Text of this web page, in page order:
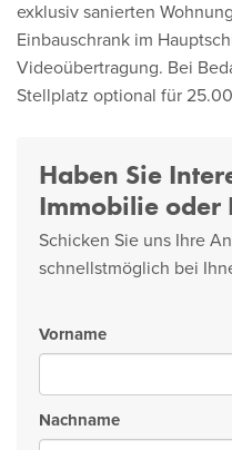
exklusiv sanierten
Einbauschrank im
Videoübertragung. Bei
Stellplatz optional für
Haben Sie
Immobilie oder
Schicken Sie uns Ihre
schnellstmöglich bei
Vorname
Nachname